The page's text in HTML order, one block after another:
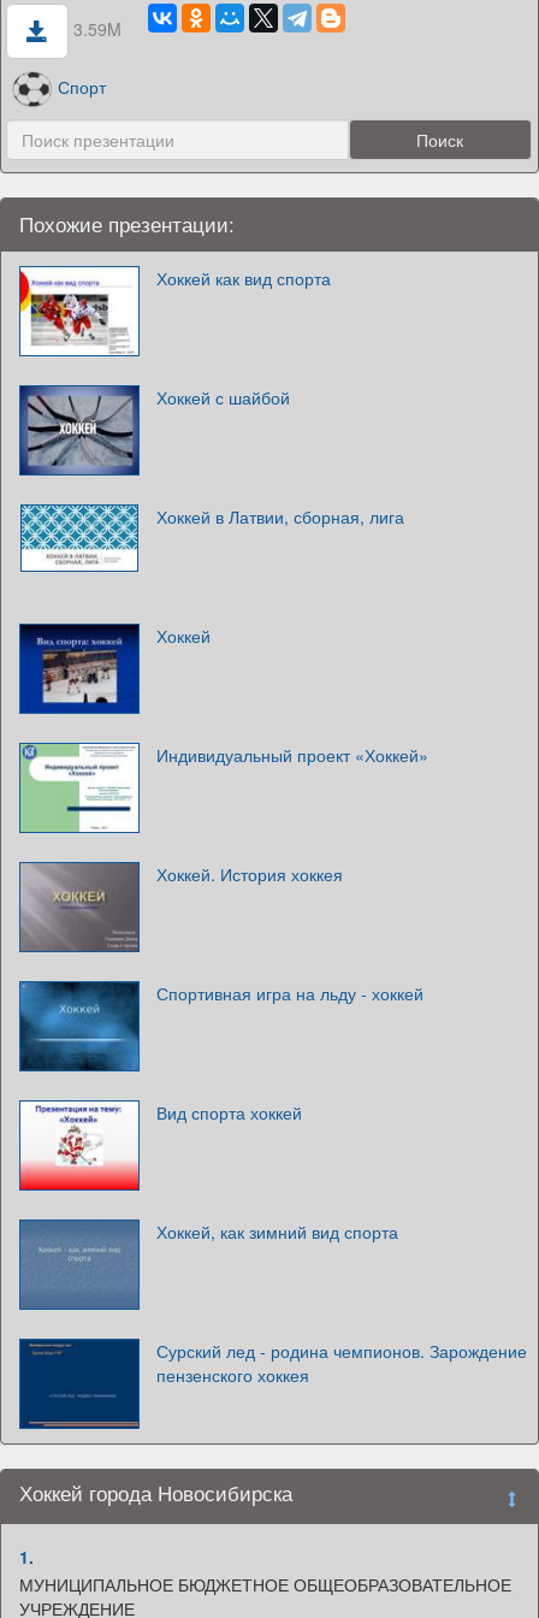
3.59M
Спорт
Похожие презентации:
Хоккей как вид спорта
Хоккей с шайбой
Хоккей в Латвии, сборная, лига
Хоккей
Индивидуальный проект «Хоккей»
Хоккей. История хоккея
Спортивная игра на льду - хоккей
Вид спорта хоккей
Хоккей, как зимний вид спорта
Сурский лед - родина чемпионов. Зарождение
пензенского хоккея
Хоккей города Новосибирска
1.
МУНИЦИПАЛЬНОЕ БЮДЖЕТНОЕ ОБЩЕОБРАЗОВАТЕЛЬНОЕ
УЧРЕЖДЕНИЕ